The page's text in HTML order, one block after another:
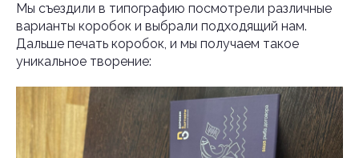
Мы съездили в типографию посмотрели различные
варианты коробок и выбрали подходящий нам.
Дальше печать коробок, и мы получаем такое
уникальное творение: